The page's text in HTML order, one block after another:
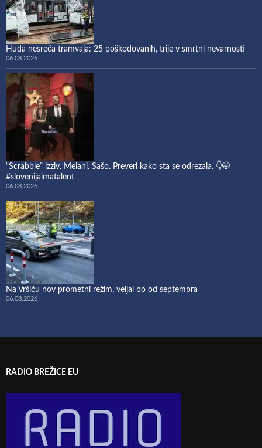
Huda nesreča tramvaja: 25 poškodovanih, trije v smrtni nevarnosti
06.08.2026
“Scrabble” izziv. Melani. Sašo. Preveri kako sta se odrezala. 👇🤭
#slovenijaimatalent
06.08.2026
Na Vršiču nov prometni režim, veljal bo od septembra
06.08.2026
RADIO BREŽICE EU